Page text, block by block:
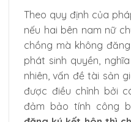
Theo quy định của
nếu hai bên nam nữ
chồng mà không
phát sinh quyền,
nhiên, vấn đề tài sản
được điều chỉnh bởi
đảm bảo tính công